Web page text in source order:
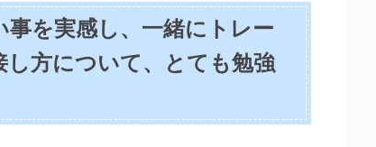
を実感し、一緒にトレー
方について、とても勉強